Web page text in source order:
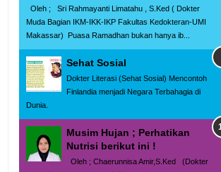
Oleh ; Sri Rahmayanti Limatahu , S.Ked ( Dokter
Muda Bagian IKM-IKK-IKP Fakultas Kedokteran-UMI
Makassar) Puasa Ramadhan bukan hanya ib...
Sehat Sosial
Dokter Literasi (Sehat Sosial) Mencontoh
Finlandia menjadi Negara Terbahagia di
Dunia.
Musim Hujan ; Perhatikan
Nutrisi berikut ini !
Oleh ; Chaerunnisa Amir,S.Ked (Dokter